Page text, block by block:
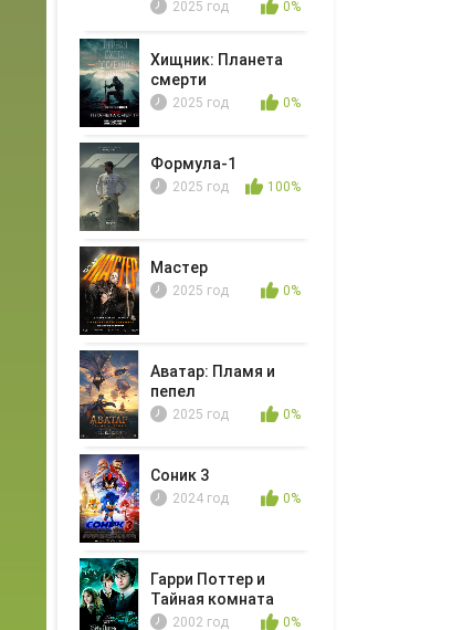
2025 год 0%
Хищник: Планета
смерти
2025 год 0%
Формула-1
2025 год 100%
Мастер
2025 год 0%
Аватар: Пламя и
пепел
2025 год 0%
Соник 3
2024 год 0%
Гарри Поттер и
Тайная комната
2002 год 0%